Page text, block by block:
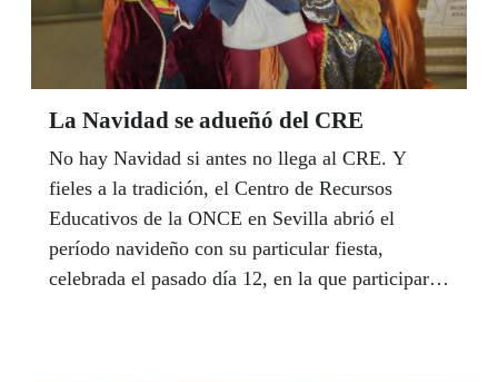
Federación Provincial de Asociaciones de
Personas con Discapacidad Física de Córdoba y
Aspaym Granada.
La Navidad se adueñó del CRE
No hay Navidad si antes no llega al CRE. Y
fieles a la tradición, el Centro de Recursos
Educativos de la ONCE en Sevilla abrió el
período navideño con su particular fiesta,
celebrada el pasado día 12, en la que participaron